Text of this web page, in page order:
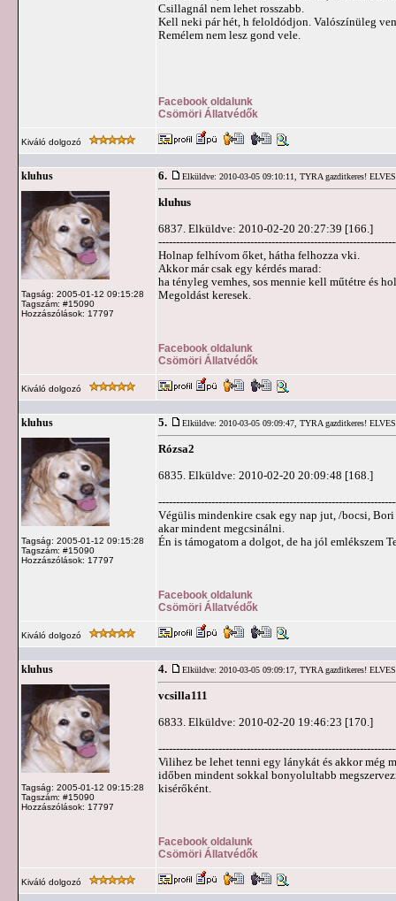
Csillagnál nem lehet rosszabb.
Kell neki pár hét, h feloldódjon. Valószínüleg
Remélem nem lesz gond vele.
Facebook oldalunk
Csömöri Állatvédők
Kiváló dolgozó
kluhus
Tagság: 2005-01-12 09:15:28
Tagszám: #15090
Hozzászólások: 17797
6. Elküldve: 2010-03-05 09:10:11, TYRA gazditkeres!
kluhus
6837. Elküldve: 2010-02-20 20:27:39 [166.]
Holnap felhívom őket, hátha felhozza vki.
Akkor már csak egy kérdés marad:
ha tényleg vemhes, sos mennie kell műtétre és
Megoldást keresek.
Facebook oldalunk
Csömöri Állatvédők
Kiváló dolgozó
kluhus
Tagság: 2005-01-12 09:15:28
Tagszám: #15090
Hozzászólások: 17797
5. Elküldve: 2010-03-05 09:09:47, TYRA gazditkeres!
Rózsa2
6835. Elküldve: 2010-02-20 20:09:48 [168.]
Végülis mindenkire csak egy nap jut, /bocsi,
akar mindent megcsinálni.
Én is támogatom a dolgot, de ha jól emlékszem
Facebook oldalunk
Csömöri Állatvédők
Kiváló dolgozó
kluhus
Tagság: 2005-01-12 09:15:28
Tagszám: #15090
Hozzászólások: 17797
4. Elküldve: 2010-03-05 09:09:17, TYRA gazditkeres!
vcsilla111
6833. Elküldve: 2010-02-20 19:46:23 [170.]
Vilihez be lehet tenni egy lánykát és akkor még
időben mindent sokkal bonyolultabb
kisérőként.
Facebook oldalunk
Csömöri Állatvédők
Kiváló dolgozó